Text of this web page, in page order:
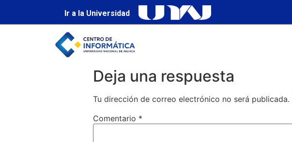
Ir a la Universidad
Deja una respuesta
Tu dirección de correo electrónico no será publicada.
Comentario *